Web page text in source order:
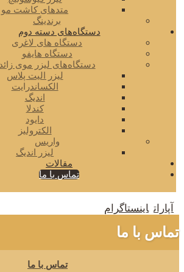
متدهای کاشت مو
برندینگ
دستگاه‌های دسته دوم
دستگاه های لاغری
دستگاه هایفو
دستگاه‌های لیزر موی زائد
لیزر الیت پلاس
الکساندرایت
اندیگ
کندلا
دایود
الکترولیز
واریس
لیزر اندیگ
مقالات
تماس با ما
آپارات اینستاگرام
تماس با ما
تماس با ما